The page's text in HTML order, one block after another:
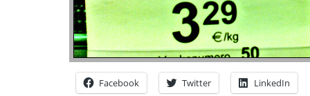
Facebook Twitter LinkedIn